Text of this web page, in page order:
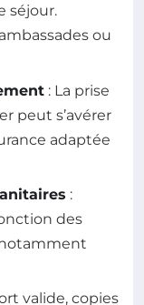
séjour.
ou
: La prise
peut s’avérer
adaptée
:
des
valide, copies